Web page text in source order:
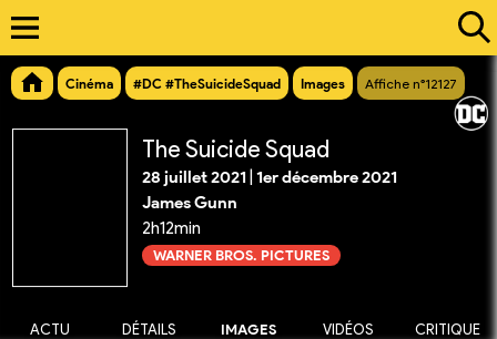
Cinéma #DC #TheSuicideSquad Images Affiche n°12127
The Suicide Squad
28 juillet 2021 1er décembre 2021
James Gunn
2h12min
WARNER BROS. PICTURES
ACTU DÉTAILS IMAGES VIDÉOS CRITIQUE